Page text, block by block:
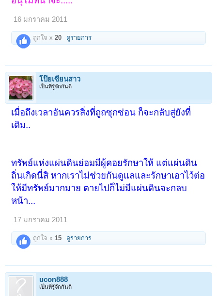
16 มกราคม 2011
ถูกใจ x20 ดูรายการ
โป๊ยเซียนสาว
เป็นที่รู้จักกันดี
เมื่อถึงเวลาอันควรสิ่งที่ถูถซุกซ่อน ก็จะกลับสู่ยังที่
เดิม..
ทรัพย์แห่งแผ่นดินย่อมมีผู้คอยรักษาให้ แต่แผ่นดิน
ถิ่นเกิดนี่สิ หากเราไม่ช่วยกันดูแลและรักษาเอาไว้ต่อ
ให้มีทรัพย์มากมาย ตายไปก็ไม่มีแผ่นดินจะกลบ
หน้า...
17 มกราคม 2011
ถูกใจ x 15 ดูรายการ
ucon888
เป็นที่รู้จักกันดี